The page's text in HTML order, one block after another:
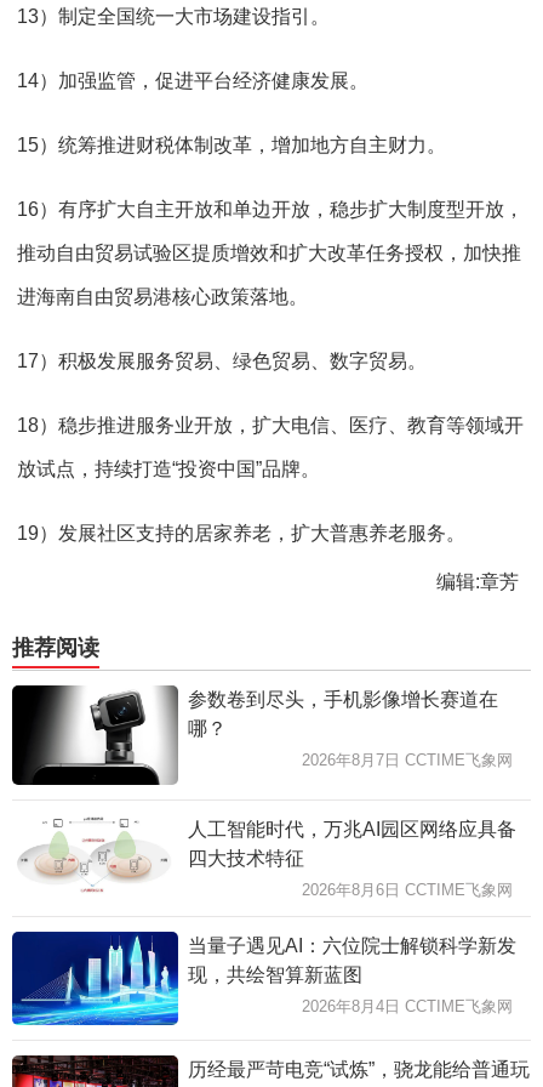
13）制定全国统一大市场建设指引。
14）加强监管，促进平台经济健康发展。
15）统筹推进财税体制改革，增加地方自主财力。
16）有序扩大自主开放和单边开放，稳步扩大制度型开放，
推动自由贸易试验区提质增效和扩大改革任务授权，加快推
进海南自由贸易港核心政策落地。
17）积极发展服务贸易、绿色贸易、数字贸易。
18）稳步推进服务业开放，扩大电信、医疗、教育等领域开
放试点，持续打造“投资中国”品牌。
19）发展社区支持的居家养老，扩大普惠养老服务。
编辑:章芳
推荐阅读
参数卷到尽头，手机影像增长赛道在
哪？
2026年8月7日 CCTIME飞象网
人工智能时代，万兆AI园区网络应具备
四大技术特征
2026年8月6日 CCTIME飞象网
当量子遇见AI：六位院士解锁科学新发
现，共绘智算新蓝图
2026年8月4日 CCTIME飞象网
历经最严苛电竞“试炼”，骁龙能给普通玩